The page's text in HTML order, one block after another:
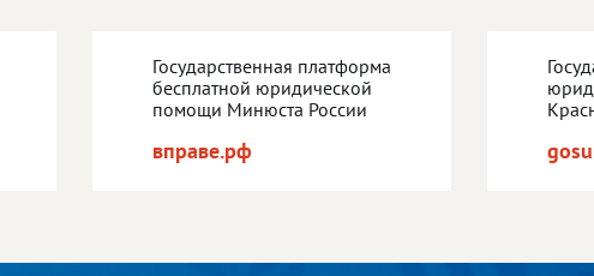
Государственная платформа
бесплатной юридической
помощи Минюста России
вправе.рф